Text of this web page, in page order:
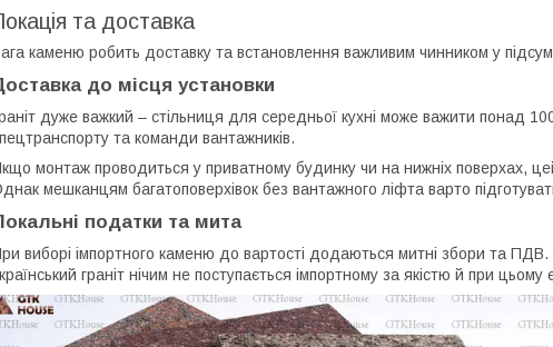
та доставка
каменю робить доставку та встановлення важливим чинником у
до місця установки
дуже важкий – стільниця для середньої кухні може важити понад
та команди вантажників.
монтаж проводиться у приватному будинку чи на нижніх поверхах,
мешканцям багатоповерхівок без вантажного ліфта варто
податки та мита
виборі імпортного каменю до вартості додаються митні збори та ПДВ.
граніт нічим не поступається імпортному за якістю й при